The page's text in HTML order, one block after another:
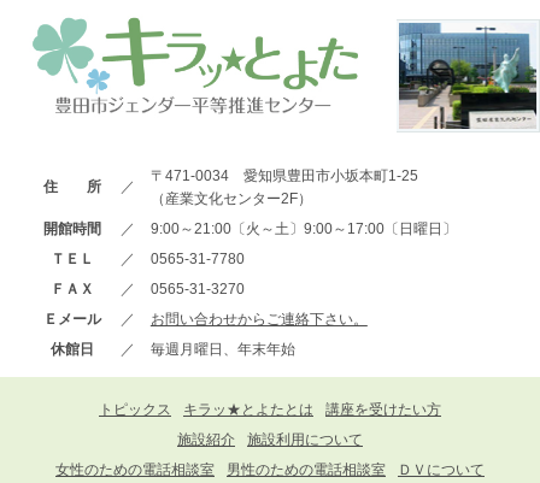
住 所 ／
〒471-0034 愛知県豊田市小坂本町1-25
（産業文化センター2F）
開館時間
／
9:00～21:00〔火～土〕9:00～17:00〔日曜日〕
ＴＥＬ
／
0565-31-7780
ＦＡＸ
／
0565-31-3270
Ｅメール
／
お問い合わせからご連絡下さい。
休館日
／ 毎週月曜日、年末年始
トピックス キラッ★とよたとは
講座を受けたい方
施設紹介
施設利用について
女性のための電話相談室
男性のための電話相談室 ＤＶについて